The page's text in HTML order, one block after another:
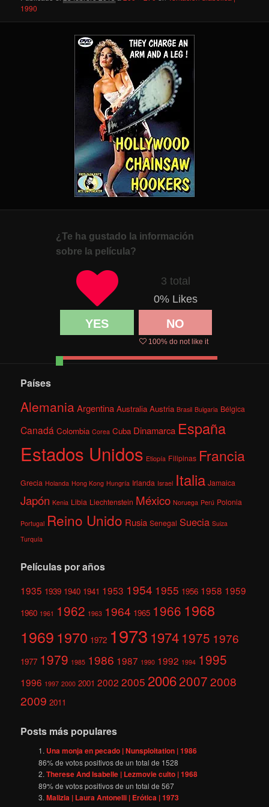
1990
¿Te ha gustado la información
sobre la película?
3 total
0% Likes
YES NO
100% do not like it
Países
AlemaniaArgentina Australia Austria Brasil Bulgaria Bélgica
Canadá Colombia Corea Cuba Dinamarca España
Estados Unidos Etiopía Filipinas Francia
Grecia Holanda Hong Kong Hungría Irlanda Israel Italia Jamaica
Japón Kenia Libia Liechtenstein México Noruega Perú Polonia
Portugal Reino Unido Rusia Senegal Suecia Suiza
Turquía
Películas por años
1935 1939 1940 1941 1953 1954 1955 1956 1958 1959
1960 1961 1962 1963 1964 1965 1966 1968
1969 1970 1972 1973 1974 1975 1976
1977 1979 1985 1986 1987 1990 1992 1994 1995
1996 1997 2000 2001 2002 2005 200620072008
2009 2011
Posts más populares
Una monja en pecado | Nunsploitation | 1986
86% de votos positivos de un total de 1528
Therese And Isabelle | Lezmovie culto | 1968
89% de votos positivos de un total de567
Malizia | Laura Antonelli | Erótica | 1973